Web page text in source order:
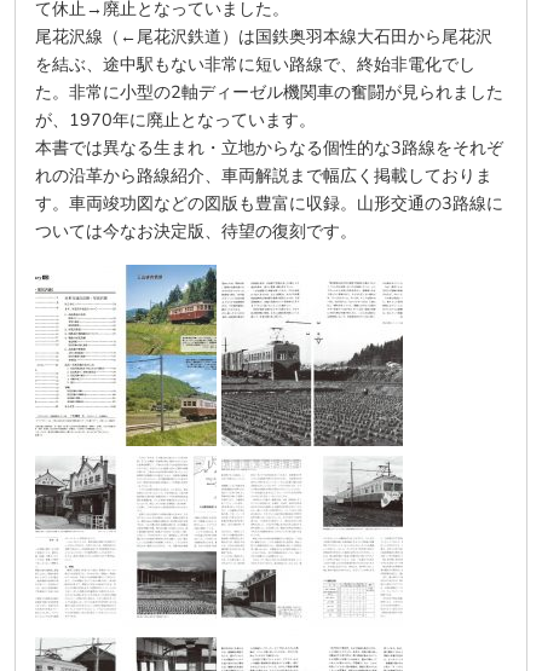
て休止→廃止となっていました。
尾花沢線（←尾花沢鉄道）は国鉄奥羽本線大石田から尾花沢
を結ぶ、途中駅もない非常に短い路線で、終始非電化でし
た。非常に小型の2軸ディーゼル機関車の奮闘が見られました
が、1970年に廃止となっています。
本書では異なる生まれ・立地からなる個性的な3路線をそれぞ
れの沿革から路線紹介、車両解説まで幅広く掲載しておりま
す。車両竣功図などの図版も豊富に収録。山形交通の3路線に
ついては今なお決定版、待望の復刻です。